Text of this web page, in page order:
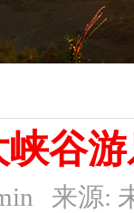
峡谷
来源: